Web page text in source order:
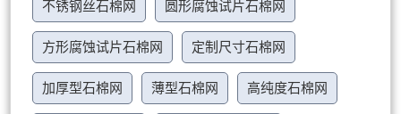
不锈钢丝石棉网 圆形腐蚀试片石棉网
方形腐蚀试片石棉网 定制尺寸石棉网
加厚型石棉网 薄型石棉网 高纯度石棉网